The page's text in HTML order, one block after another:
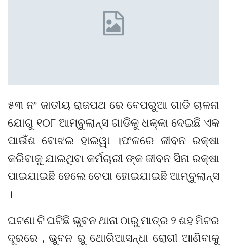
୫୩ ନଂ ଜାତୀୟ ରାଜପଥ ରେ ବେପରୁଆ ଗାଡି ଚାଳନା
ଯୋଗୁ ୧୦୮ ଆମ୍ବୁଲାନ୍ସ ଗାଡିକୁ ଧକ୍କା ଦେଇଛି ଏକ
ପାଉଁଶ ବୋଝଇ ହାଇୱା ।ଫଳରେ ଜୀବନ ରକ୍ଷା
କରିବାକୁ ଯାଇଥିବା କର୍ମଚାରୀ ଙ୍କ ଜୀବନ ସିନା ରକ୍ଷା
ପାଇଯାଇଛି ହେଲେ ଚେପା ହୋଇଯାଇଛି ଆମ୍ବୁଲାନ୍ସ
।
ଘଟଣା ଟି ଘଟିଛି ଭୁବନ ଥାନା ଠାରୁ ମାତ୍ର ୨ ଶହ ମିଟର
ଦୂରରେ , ଭୁବନ ରୁ ଥୋରିଆସନ୍ଧା ରୋଗୀ ଆଣିବାକୁ